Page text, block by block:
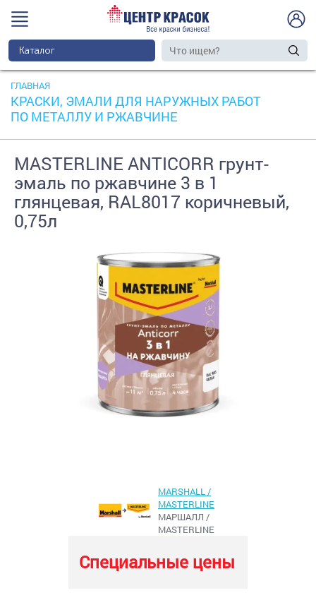
Каталог
ГЛАВНАЯ
КРАСКИ, ЭМАЛИ ДЛЯ НАРУЖНЫХ РАБОТ
ПО МЕТАЛЛУ И РЖАВЧИНЕ
MASTERLINE ANTICORR грунт-
эмаль по ржавчине 3 в 1
глянцевая, RAL8017 коричневый,
0,75л
MARSHALL /
MASTERLINE
МАРШАЛЛ /
MASTERLINE
Специальные цены